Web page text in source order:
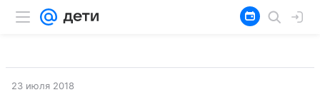
23 июля 2018